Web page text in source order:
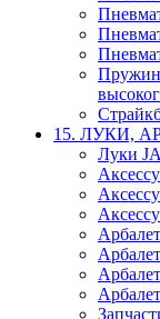
15. ЛУКИ,
Луки